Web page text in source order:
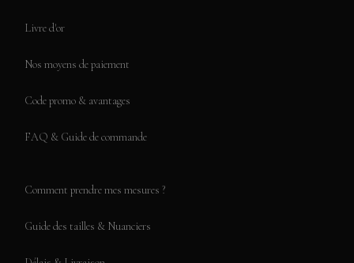
Livre d'or
Nos moyens de paiement
Code promo & avantages
FAQ & Guide de commande
Comment prendre mes mesures ?
Guide des tailles & Nuanciers